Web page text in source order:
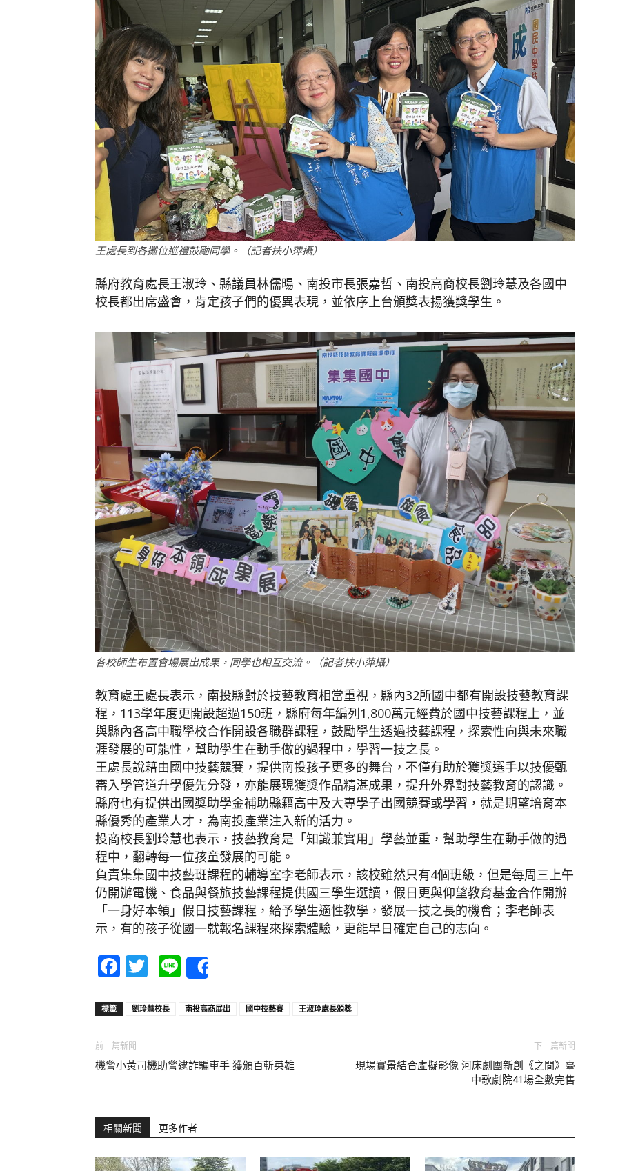
王處長到各攤位巡禮鼓勵同學。（記者扶小萍攝）
縣府教育處長王淑玲、縣議員林儒暘、南投市長張嘉哲、南投高商校長劉玲慧及各國中
校長都出席盛會，肯定孩子們的優異表現，並依序上台頒獎表揚獲獎學生。
各校師生布置會場展出成果，同學也相互交流。（記者扶小萍攝）
教育處王處長表示，南投縣對於技藝教育相當重視，縣內32所國中都有開設技藝教育課
程，113學年度更開設超過150班，縣府每年編列1,800萬元經費於國中技藝課程上，並
與縣內各高中職學校合作開設各職群課程，鼓勵學生透過技藝課程，探索性向與未來職
涯發展的可能性，幫助學生在動手做的過程中，學習一技之長。
王處長說藉由國中技藝競賽，提供南投孩子更多的舞台，不僅有助於獲獎選手以技優甄
審入學管道升學優先分發，亦能展現獲獎作品精湛成果，提升外界對技藝教育的認識。
縣府也有提供出國獎助學金補助縣籍高中及大專學子出國競賽或學習，就是期望培育本
縣優秀的產業人才，為南投產業注入新的活力。
投商校長劉玲慧也表示，技藝教育是「知識兼實用」學藝並重，幫助學生在動手做的過
程中，翻轉每一位孩童發展的可能。
負責集集國中技藝班課程的輔導室李老師表示，該校雖然只有4個班級，但是每周三上午
仍開辦電機、食品與餐旅技藝課程提供國三學生選讀，假日更與仰望教育基金合作開辦
「一身好本領」假日技藝課程，給予學生適性教學，發展一技之長的機會；李老師表
示，有的孩子從國一就報名課程來探索體驗，更能早日確定自己的志向。
Facebook
Twitter
Line
標籤 劉玲慧校長 南投高商展出 國中技藝賽 王淑玲處長頒獎
前一篇新聞
機警小黃司機助警逮詐騙車手 獲頒百斬英雄
下一篇新聞
現場實景結合虛擬影像 河床劇團新創《之間》臺
中歌劇院41場全數完售
相關新聞 更多作者